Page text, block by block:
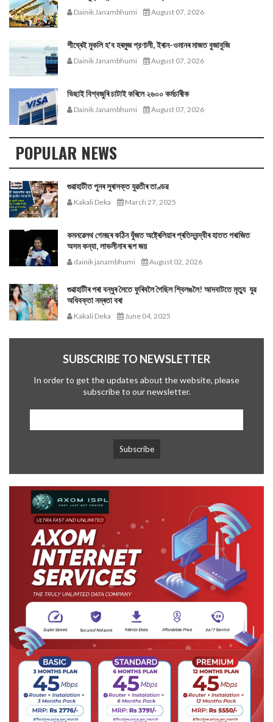
Dainik Janambhumi August 07, 2026
শীঘ্ৰেই মুকলি হ'ব হৰমুজ প্রণালী, ইৰান-ওমানৰ মাজত বুজাবুজি
Dainik Janambhumi August 07, 2026
ভিছাই বিশ্বজুৰি চাটাই কৰিলে ২৬০০ কৰ্মচাৰীক
Dainik Janambhumi August 07, 2026
POPULAR NEWS
গুৱাহাটীত পুনৰ সুৰাসক্ত যুৱতীৰ তাণ্ডৱ
Kakali Deka March 27, 2025
কমনৱেলথ গেমছৰ কঠিন যুঁজত অষ্ট্ৰেলিয়াৰ প্ৰতিদ্বন্দ্বীৰ হাতত পৰাজিত
অসম কন্যা, লাভলীনাৰ ৰূপ জয়
dainik janambhumi August 02, 2026
গুৱাহাটীৰ পৰা বন্ধুৰ সৈতে ফুৰিবলৈ গৈছিল শ্বিলঙলৈ! আদবাটতে মৃত্যু যুৱ
অধিবক্তা নম্ৰতা বৰা
Kakali Deka June 04, 2025
SUBSCRIBE TO NEWSLETTER
In order to get the updates about the website, please
subscribe to our newsletter.